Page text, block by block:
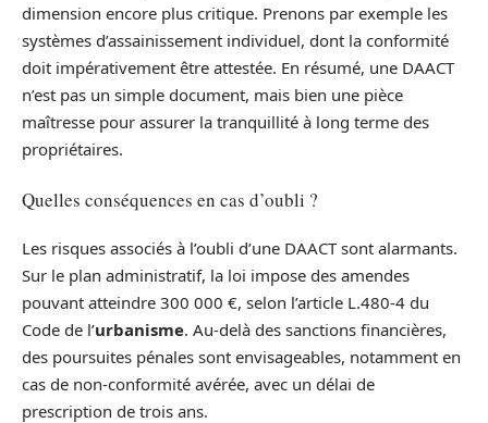
dimension encore plus critique. Prenons par exemple les
systèmes d’assainissement individuel, dont la conformité
doit impérativement être attestée. En résumé, une DAACT
n’est pas un simple document, mais bien une pièce
maîtresse pour assurer la tranquillité à long terme des
propriétaires.
Quelles conséquences en cas d’oubli ?
Les risques associés à l’oubli d’une DAACT sont alarmants.
Sur le plan administratif, la loi impose des amendes
pouvant atteindre 300 000 €, selon l’article L.480-4 du
Code de l’urbanisme. Au-delà des sanctions financières,
des poursuites pénales sont envisageables, notamment en
cas de non-conformité avérée, avec un délai de
prescription de trois ans.